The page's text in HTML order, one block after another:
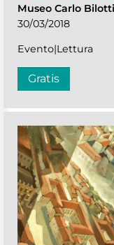
Museo Carlo
30/03/2018
Evento|Lettura
Gratis